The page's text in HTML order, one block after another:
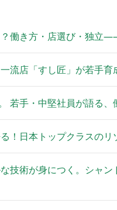
働き方・店選び・独立
流店「すし匠」が若手育
若手・中堅社員が語る
！日本トップクラスの
技術が身につく。シャン